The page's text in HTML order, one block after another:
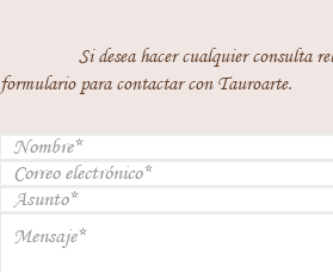
Si desea hacer cualquier consulta
formulario para contactar con Tauroarte.